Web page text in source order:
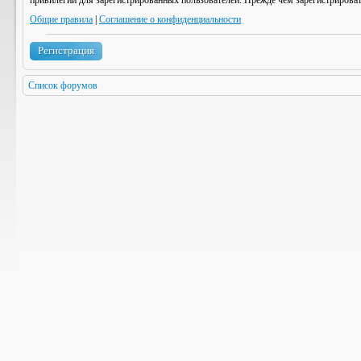
Общие правила Соглашение о конфиденциальности
Регистрация
Список форумов